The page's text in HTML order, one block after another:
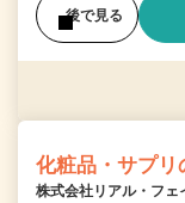
後で見る
化粧品・サプリ
株式会社リアル・フェ